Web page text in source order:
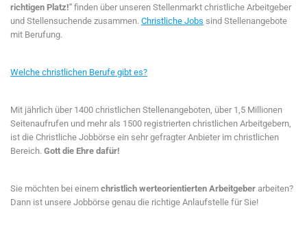
richtigen Platz!" finden über unseren Stellenmarkt christliche Arbeitgeber
und Stellensuchende zusammen. Christliche Jobs sind Stellenangebote
mit Berufung.
Welche christlichen Berufe gibt es?
Mit jährlich über 1400 christlichen Stellenangeboten, über 1,5 Millionen
Seitenaufrufen und mehr als 1500 registrierten christlichen Arbeitgebern,
ist die Christliche Jobbörse ein sehr gefragter Anbieter im christlichen
Bereich. Gott die Ehre dafür!
Sie möchten bei einem christlich werteorientierten Arbeitgeber arbeiten?
Dann ist unsere Jobbörse genau die richtige Anlaufstelle für Sie!